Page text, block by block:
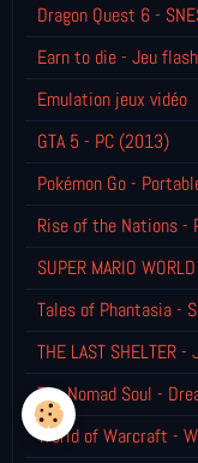
Dragon Quest 6 -
Earn to die - Jeu
Emulation jeux vidéo
GTA 5 - PC (2013)
Pokémon Go -
Rise of the Nations -
SUPER MARIO
Tales of Phantasia -
THE LAST SHELTER
The Nomad Soul -
World of Warcraft -